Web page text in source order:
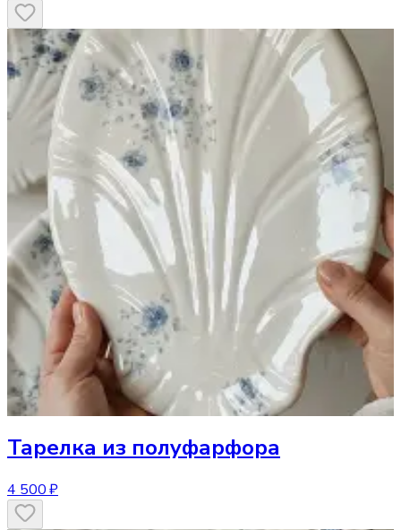
Тарелка из полуфарфора
4 500 ₽